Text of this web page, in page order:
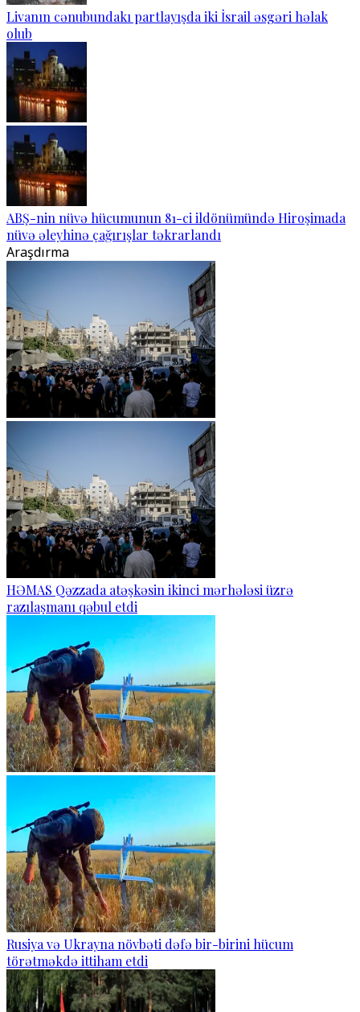
Livanın cənubundakı partlayışda iki İsrail əsgəri həlak
olub
ABŞ-nin nüvə hücumunun 81-ci ildönümündə Hiroşimada
nüvə əleyhinə çağırışlar təkrarlandı
Araşdırma
HƏMAS Qəzzada atəşkəsin ikinci mərhələsi üzrə
razılaşmanı qəbul etdi
Rusiya və Ukrayna növbəti dəfə bir-birini hücum
törətməkdə ittiham etdi